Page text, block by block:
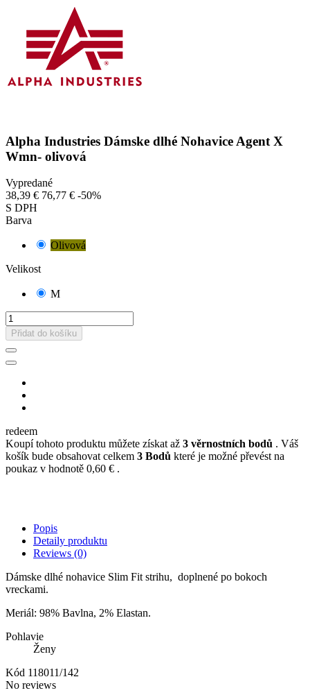
Alpha Industries Dámske dlhé Nohavice Agent X
Wmn- olivová
Vypredané
38,39 € 76,77 € -50%
S DPH
Barva
Olivová
Velikost
M
Přidat do košíku
redeem
Koupí tohoto produktu můžete získat až 3 věrnostních bodů . Váš
košík bude obsahovat celkem 3 Bodů které je možné převést na
poukaz v hodnotě 0,60 € .
Popis
Detaily produktu
Reviews (0)
Dámske dlhé nohavice Slim Fit strihu, doplnené po bokoch
vreckami.
Meriál: 98% Bavlna, 2% Elastan.
Pohlavie
Ženy
Kód 118011/142
No reviews